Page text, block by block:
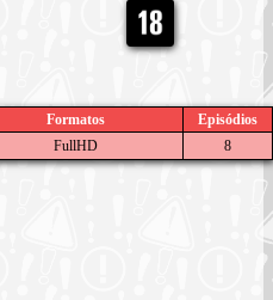
Formatos
Episódios
FullHD 8